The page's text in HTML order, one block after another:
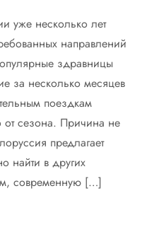
уже несколько лет
направлений
здравницы
за несколько месяцев
поездкам
от сезона. Причина не
предлагает
найти в других
современную […]